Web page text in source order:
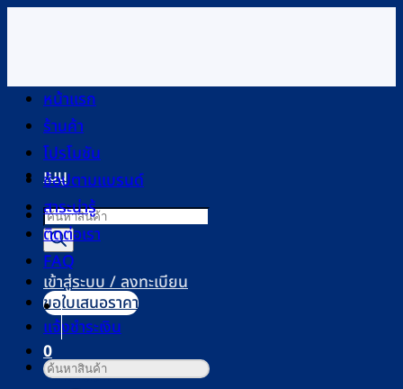
เนื้อหา
เมนู
Products
search
เข้าสู่ระบบ / ลงทะเบียน
0
ตะกร้าสินค้า
หน้าแรก
ร้านค้า
โปรโมชัน
ช้อปตามแบรนด์
สาระน่ารู้
ติดต่อเรา
FAQ
ขอใบเสนอราคา
แจ้งชำระเงิน
ค้นหา: